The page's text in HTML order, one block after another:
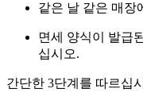
같은 날 같은 매장
면세 양식이 발급
십시오.
간단한 3단계를 따르십